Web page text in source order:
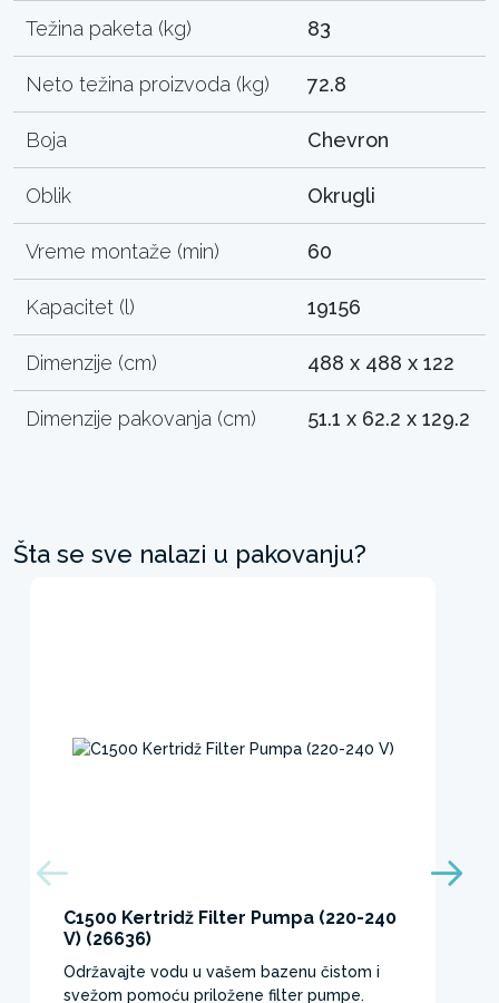
Težina paketa (kg) 83
Neto težina proizvoda (kg) 72.8
Boja Chevron
Oblik Okrugli
Vreme montaže (min) 60
Kapacitet (l) 19156
Dimenzije (cm) 488 x 488 x 122
Dimenzije pakovanja (cm) 51.1 x 62.2 x 129.2
Šta se sve nalazi u pakovanju?
C1500 Kertridž Filter Pumpa (220-240
V) (26636)
Održavajte vodu u vašem bazenu čistom i
svežom pomoću priložene filter pumpe.